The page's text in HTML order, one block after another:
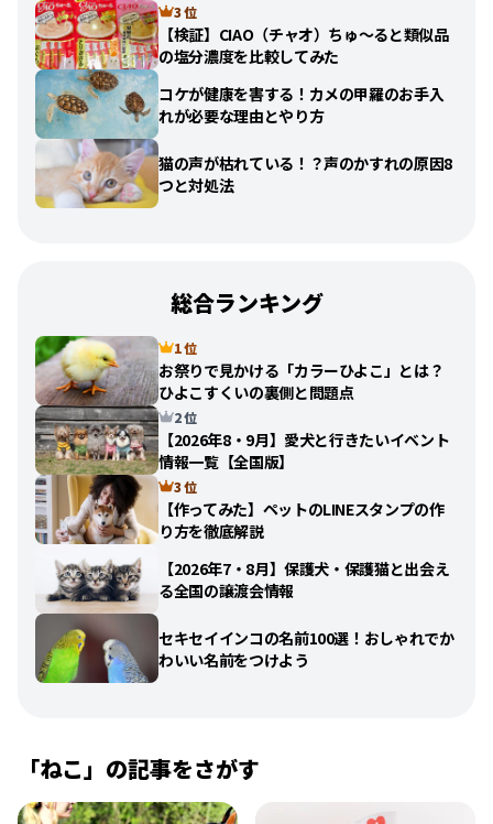
3 位
【検証】CIAO（チャオ）ちゅ〜ると類似品
の塩分濃度を比較してみた
コケが健康を害する！カメの甲羅のお手入
れが必要な理由とやり方
猫の声が枯れている！？声のかすれの原因8
つと対処法
総合ランキング
1 位
お祭りで見かける「カラーひよこ」とは？
ひよこすくいの裏側と問題点
2 位
【2026年8・9月】愛犬と行きたいイベント
情報一覧【全国版】
3 位
【作ってみた】ペットのLINEスタンプの作
り方を徹底解説
【2026年7・8月】保護犬・保護猫と出会え
る全国の譲渡会情報
セキセイインコの名前100選！おしゃれでか
わいい名前をつけよう
「ねこ」の記事をさがす